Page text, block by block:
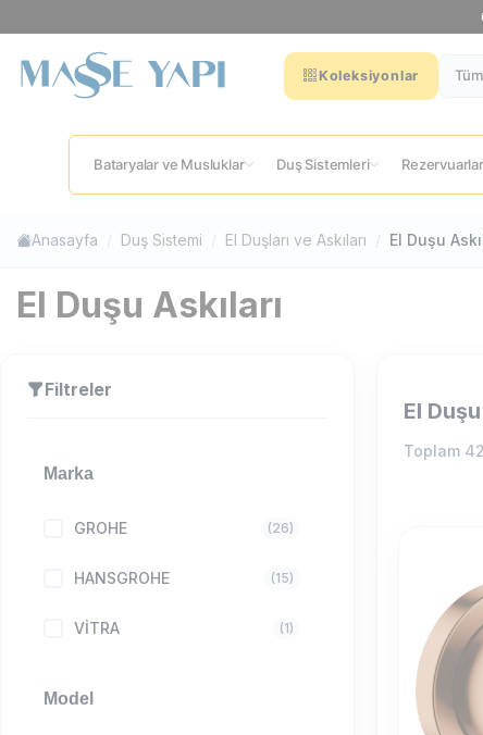
Koleksiyonlar
Bataryalar ve Musluklar Duş Sistemleri Rezervuarlar
Anasayfa Duş Sistemi El Duşları ve Askıları El Duşu
El Duşu Askıları
Filtreler
Marka
GROHE (26)
HANSGROHE (15)
VİTRA (1)
Model
El
Toplam 42